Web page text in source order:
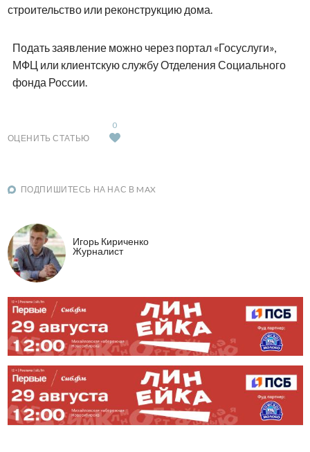
строительство или реконструкцию дома.
Подать заявление можно через портал «Госуслуги»,
МФЦ или клиентскую службу Отделения Социального
фонда России.
ОЦЕНИТЬ СТАТЬЮ
0
ПОДПИШИТЕСЬ НА НАС В MAX
Игорь Кириченко
Журналист